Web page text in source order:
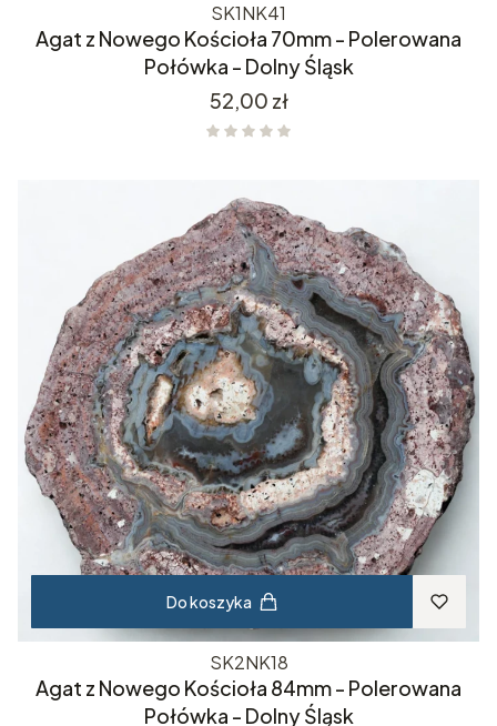
SK1NK41
Agat z Nowego Kościoła 70mm - Polerowana
Połówka - Dolny Śląsk
Cena
52,00 zł
Do koszyka
SK2NK18
Agat z Nowego Kościoła 84mm - Polerowana
Połówka - Dolny Śląsk